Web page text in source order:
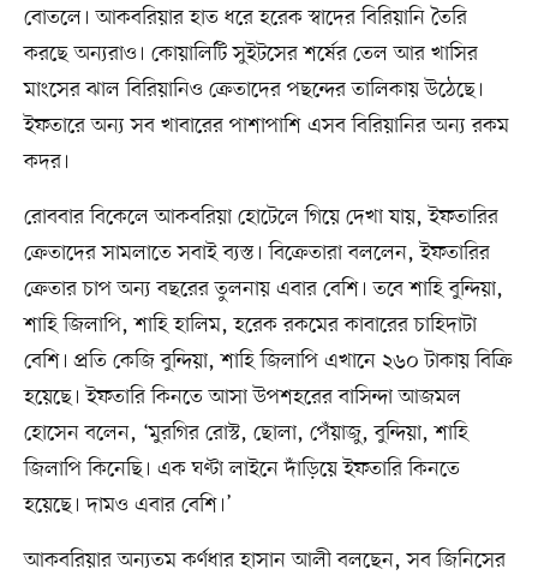
বোতলে। আকবরিয়ার হাত ধরে হরেক স্বাদের বিরিয়ানি তৈরি
করছে অন্যরাও। কোয়ালিটি সুইটসের শর্ষের তেল আর খাসির
মাংসের ঝাল বিরিয়ানিও ক্রেতাদের পছন্দের তালিকায় উঠেছে।
ইফতারে অন্য সব খাবারের পাশাপাশি এসব বিরিয়ানির অন্য রকম
কদর।
রোববার বিকেলে আকবরিয়া হোটেলে গিয়ে দেখা যায়, ইফতারির
ক্রেতাদের সামলাতে সবাই ব্যস্ত। বিক্রেতারা বললেন, ইফতারির
ক্রেতার চাপ অন্য বছরের তুলনায় এবার বেশি। তবে শাহি বুন্দিয়া,
শাহি জিলাপি, শাহি হালিম, হরেক রকমের কাবারের চাহিদাটা
বেশি। প্রতি কেজি বুন্দিয়া, শাহি জিলাপি এখানে ২৬০ টাকায় বিক্রি
হয়েছে। ইফতারি কিনতে আসা উপশহরের বাসিন্দা আজমল
হোসেন বলেন, ‘মুরগির রোস্ট, ছোলা, পেঁয়াজু, বুন্দিয়া, শাহি
জিলাপি কিনেছি। এক ঘণ্টা লাইনে দাঁড়িয়ে ইফতারি কিনতে
হয়েছে। দামও এবার বেশি।’
আকবরিয়ার অন্যতম কর্ণধার হাসান আলী বলছেন, সব জিনিসের